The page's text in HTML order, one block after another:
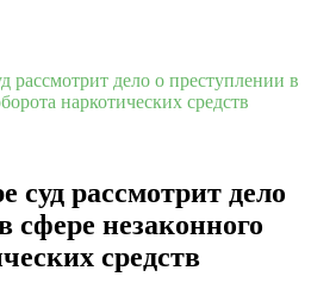
во Владивостоке: как
в дом и из...06.08.2026
общественном транспорте: как
хозяев незаконных сбросов в
бои кудо и семафорная азбука:
мас...07.07.2026
15.03.2026
15.03.2026
15.03.2026
рассмотрит дело о преступлении в
наркотических средств
суд рассмотрит дело
сфере незаконного
средств